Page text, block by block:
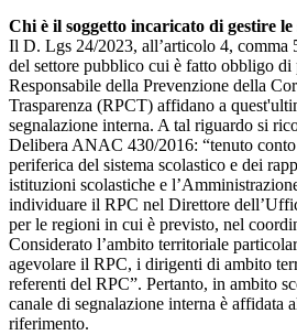
Chi è il soggetto incaricato di gestire le
Il D. Lgs 24/2023, all’articolo 4, comma
del settore pubblico cui è fatto obbligo di
Responsabile della Prevenzione della
Trasparenza (RPCT) affidano a
segnalazione interna. A tal riguardo si
Delibera ANAC 430/2016: “tenuto
periferica del sistema scolastico e dei
istituzioni scolastiche e
individuare il RPC nel Direttore
per le regioni in cui è previsto, nel
Considerato l’ambito territoriale
agevolare il RPC, i dirigenti di ambito
referenti del RPC”. Pertanto, in ambito
canale di segnalazione interna è affidata
riferimento.